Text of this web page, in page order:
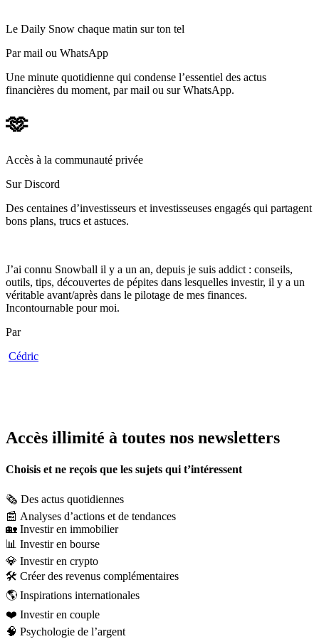
Le Daily Snow chaque matin sur ton tel
Par mail ou WhatsApp
Une minute quotidienne qui condense l’essentiel des actus
financières du moment, par mail ou sur WhatsApp.
🫶
Accès à la communauté privée
Sur Discord
Des centaines d’investisseurs et investisseuses engagés qui partagent
bons plans, trucs et astuces.
J’ai connu Snowball il y a un an, depuis je suis addict : conseils,
outils, tips, découvertes de pépites dans lesquelles investir, il y a un
véritable avant/après dans le pilotage de mes finances.
Incontournable pour moi.
Par
Cédric
Accès illimité à toutes nos newsletters
Choisis et ne reçois que les sujets qui t’intéressent
🗞️ Des actus quotidiennes
📰 Analyses d’actions et de tendances
🏡 Investir en immobilier
📊 Investir en bourse
💎 Investir en crypto
🛠️ Créer des revenus complémentaires
🌎 Inspirations internationales
❤️ Investir en couple
🧠 Psychologie de l’argent